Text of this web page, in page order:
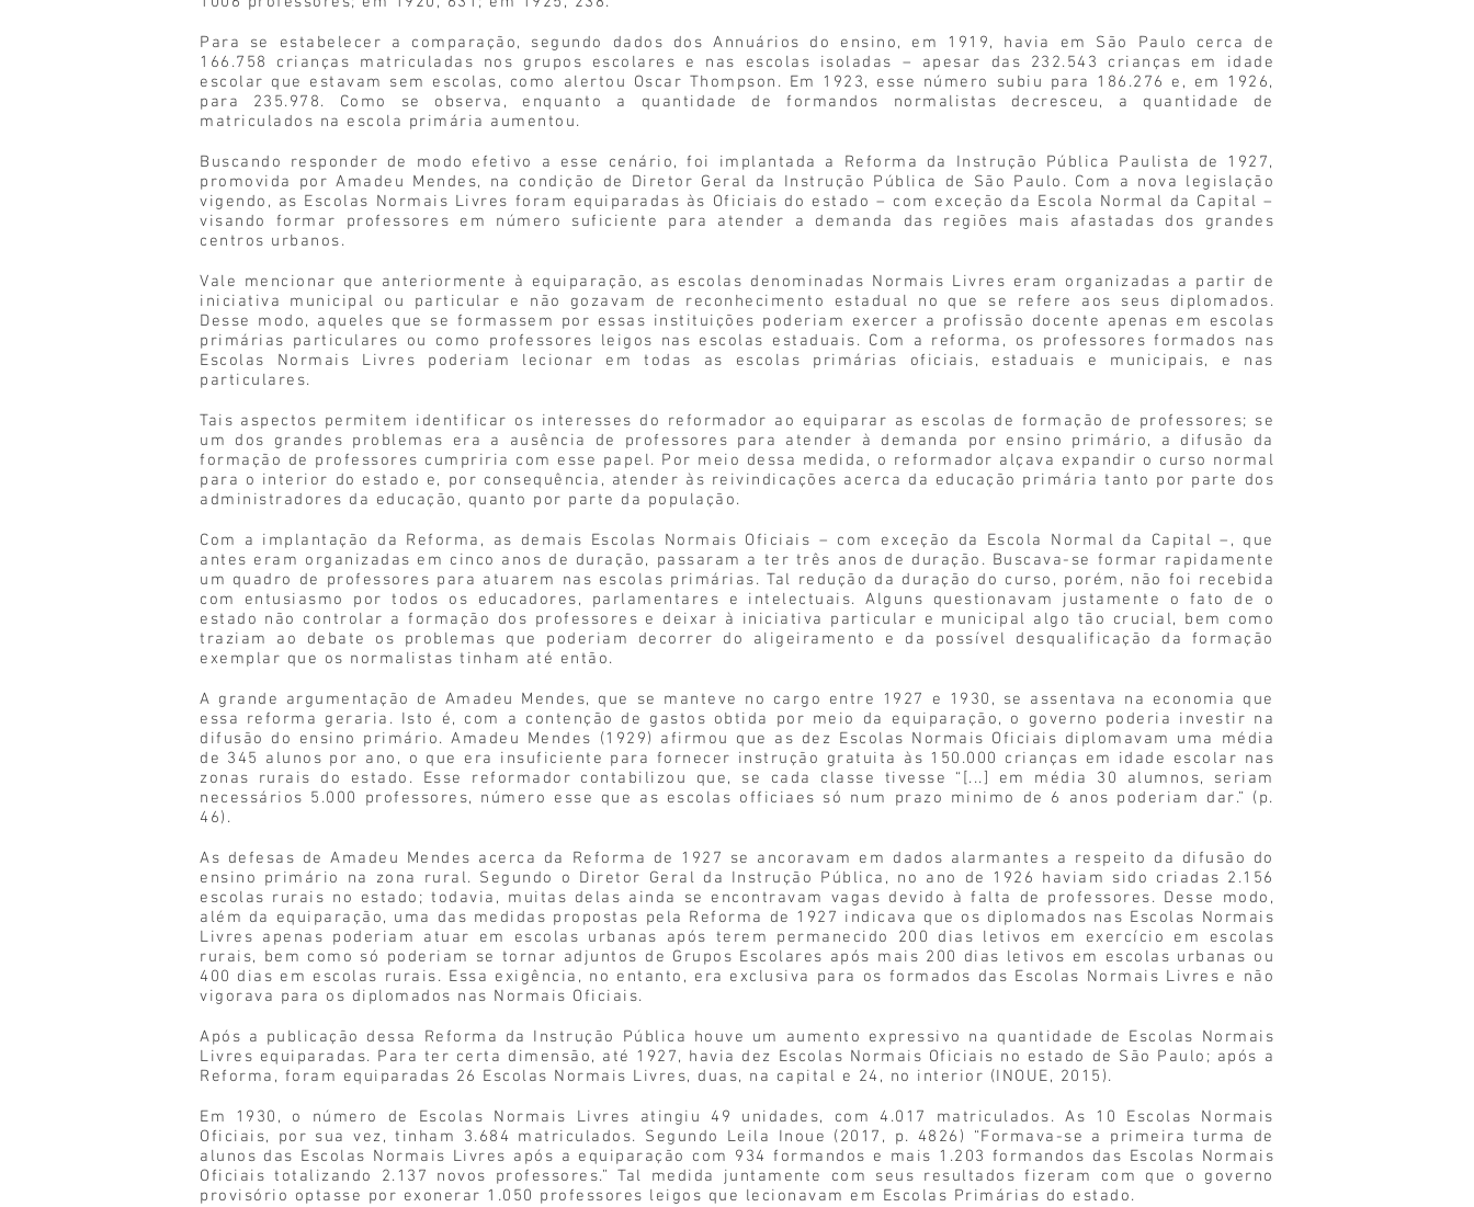
Para se estabelecer a comparação, segundo dados dos Annuários do ensino, em 1919, havia em São Paulo cerca de
166.758 crianças matriculadas nos grupos escolares e nas escolas isoladas – apesar das 232.543 crianças em idade
escolar que estavam sem escolas, como alertou Oscar Thompson. Em 1923, esse número subiu para 186.276 e, em 1926,
para 235.978. Como se observa, enquanto a quantidade de formandos normalistas decresceu, a quantidade de
matriculados na escola primária aumentou.
Buscando responder de modo efetivo a esse cenário, foi implantada a Reforma da Instrução Pública Paulista de 1927,
promovida por Amadeu Mendes, na condição de Diretor Geral da Instrução Pública de São Paulo. Com a nova legislação
vigendo, as Escolas Normais Livres foram equiparadas às Oficiais do estado – com exceção da Escola Normal da Capital –
visando formar professores em número suficiente para atender a demanda das regiões mais afastadas dos grandes
centros urbanos.
Vale mencionar que anteriormente à equiparação, as escolas denominadas Normais Livres eram organizadas a partir de
iniciativa municipal ou particular e não gozavam de reconhecimento estadual no que se refere aos seus diplomados.
Desse modo, aqueles que se formassem por essas instituições poderiam exercer a profissão docente apenas em escolas
primárias particulares ou como professores leigos nas escolas estaduais. Com a reforma, os professores formados nas
Escolas Normais Livres poderiam lecionar em todas as escolas primárias oficiais, estaduais e municipais, e nas
particulares.
Tais aspectos permitem identificar os interesses do reformador ao equiparar as escolas de formação de professores; se
um dos grandes problemas era a ausência de professores para atender à demanda por ensino primário, a difusão da
formação de professores cumpriria com esse papel. Por meio dessa medida, o reformador alçava expandir o curso normal
para o interior do estado e, por consequência, atender às reivindicações acerca da educação primária tanto por parte dos
administradores da educação, quanto por parte da população.
Com a implantação da Reforma, as demais Escolas Normais Oficiais – com exceção da Escola Normal da Capital –, que
antes eram organizadas em cinco anos de duração, passaram a ter três anos de duração. Buscava-se formar rapidamente
um quadro de professores para atuarem nas escolas primárias. Tal redução da duração do curso, porém, não foi recebida
com entusiasmo por todos os educadores, parlamentares e intelectuais. Alguns questionavam justamente o fato de o
estado não controlar a formação dos professores e deixar à iniciativa particular e municipal algo tão crucial, bem como
traziam ao debate os problemas que poderiam decorrer do aligeiramento e da possível desqualificação da formação
exemplar que os normalistas tinham até então.
A grande argumentação de Amadeu Mendes, que se manteve no cargo entre 1927 e 1930, se assentava na economia que
essa reforma geraria. Isto é, com a contenção de gastos obtida por meio da equiparação, o governo poderia investir na
difusão do ensino primário. Amadeu Mendes (1929) afirmou que as dez Escolas Normais Oficiais diplomavam uma média
de 345 alunos por ano, o que era insuficiente para fornecer instrução gratuita às 150.000 crianças em idade escolar nas
zonas rurais do estado. Esse reformador contabilizou que, se cada classe tivesse “[...] em média 30 alumnos, seriam
necessários 5.000 professores, número esse que as escolas officiaes só num prazo minimo de 6 anos poderiam dar.” (p.
46).
As defesas de Amadeu Mendes acerca da Reforma de 1927 se ancoravam em dados alarmantes a respeito da difusão do
ensino primário na zona rural. Segundo o Diretor Geral da Instrução Pública, no ano de 1926 haviam sido criadas 2.156
escolas rurais no estado; todavia, muitas delas ainda se encontravam vagas devido à falta de professores. Desse modo,
além da equiparação, uma das medidas propostas pela Reforma de 1927 indicava que os diplomados nas Escolas Normais
Livres apenas poderiam atuar em escolas urbanas após terem permanecido 200 dias letivos em exercício em escolas
rurais, bem como só poderiam se tornar adjuntos de Grupos Escolares após mais 200 dias letivos em escolas urbanas ou
400 dias em escolas rurais. Essa exigência, no entanto, era exclusiva para os formados das Escolas Normais Livres e não
vigorava para os diplomados nas Normais Oficiais.
Após a publicação dessa Reforma da Instrução Pública houve um aumento expressivo na quantidade de Escolas Normais
Livres equiparadas. Para ter certa dimensão, até 1927, havia dez Escolas Normais Oficiais no estado de São Paulo; após a
Reforma, foram equiparadas 26 Escolas Normais Livres, duas, na capital e 24, no interior (INOUE, 2015).
Em 1930, o número de Escolas Normais Livres atingiu 49 unidades, com 4.017 matriculados. As 10 Escolas Normais
Oficiais, por sua vez, tinham 3.684 matriculados. Segundo Leila Inoue (2017, p. 4826) “Formava-se a primeira turma de
alunos das Escolas Normais Livres após a equiparação com 934 formandos e mais 1.203 formandos das Escolas Normais
Oficiais totalizando 2.137 novos professores.” Tal medida juntamente com seus resultados fizeram com que o governo
provisório optasse por exonerar 1.050 professores leigos que lecionavam em Escolas Primárias do estado.